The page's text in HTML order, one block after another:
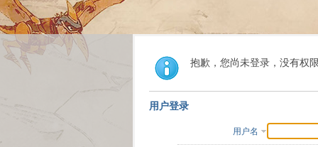
抱歉，您尚未登录，没有权
用户登录
用户名